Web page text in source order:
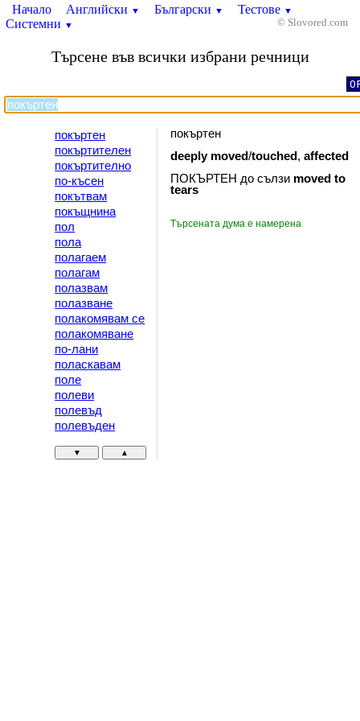
Начало Английски ▼ Български ▼ Тестове ▼
Системни ▼ © Slovored.com
Търсене във всички избрани речници
покъртен
покъртителен
покъртително
по-късен
покътвам
покъщнина
пол
пола
полагаем
полагам
полазвам
полазване
полакомявам се
полакомяване
по-лани
поласкавам
поле
полеви
полевъд
полевъден
▼ ▲
покъртен
deeply moved/touched,affected
ПОКЪРТЕН до сълзи moved to
tears
Търсената дума е намерена